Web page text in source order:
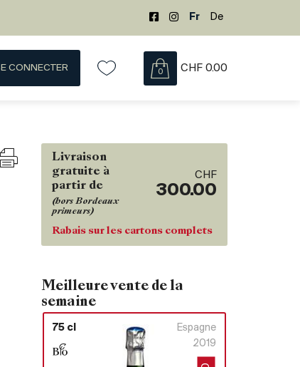
Fr De
CONNECTER 0 CHF 0.00
Livraison
gratuite à
partir de
(hors Bordeaux
primeurs)
CHF
300.00
Rabais sur les cartons complets
Meilleure vente de la
semaine
75 cl
Espagne
2019